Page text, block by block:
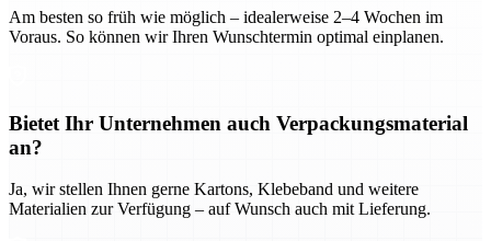
Am besten so früh wie möglich – idealerweise 2–4 Wochen im
Voraus. So können wir Ihren Wunschtermin optimal einplanen.
Bietet Ihr Unternehmen auch Verpackungsmaterial
an?
Ja, wir stellen Ihnen gerne Kartons, Klebeband und weitere
Materialien zur Verfügung – auf Wunsch auch mit Lieferung.